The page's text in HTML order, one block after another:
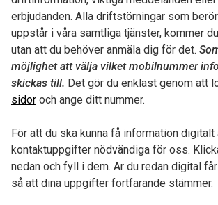
erbjudanden. Alla driftstörningar som
uppstår i våra samtliga tjänster, kommer
utan att du behöver anmäla dig för det.
möjlighet att välja vilket mobilnummer
skickas till. Det gör du enklast genom att
sidor och ange ditt nummer.
För att du ska kunna få information digitalt
kontaktuppgifter nödvändiga för oss.
nedan och fyll i dem. Är du redan digital
så att dina uppgifter fortfarande stämmer.